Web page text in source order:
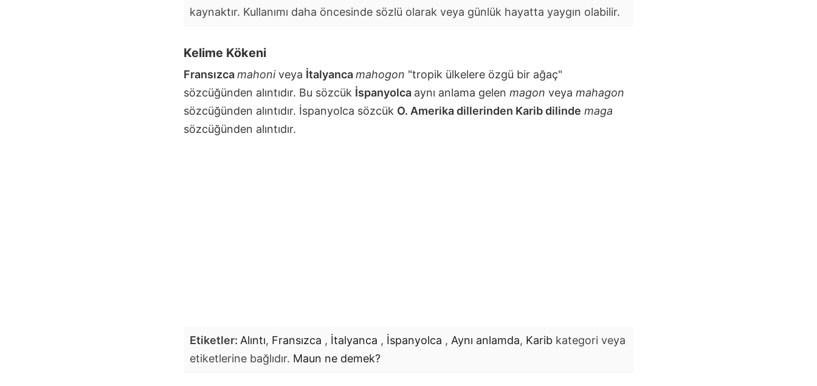
kaynaktır. Kullanımı daha öncesinde sözlü olarak veya günlük hayatta yaygın olabilir.
Kelime Kökeni
Fransızcamahoniveya İtalyancamahogon "tropik ülkelere özgü bir ağaç"
sözcüğünden alıntıdır. Bu sözcük İspanyolca aynı anlama gelen magon veya mahagon
sözcüğünden alıntıdır. İspanyolca sözcük O. Amerika dillerinden Karib dilinde maga
sözcüğünden alıntıdır.
Etiketler: Alıntı, Fransızca , İtalyanca , İspanyolca , Aynı anlamda, Karib kategori veya
etiketlerine bağlıdır. Maun ne demek?